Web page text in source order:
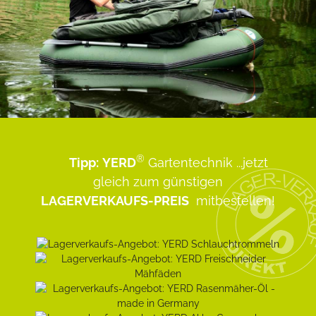
Tipp: YERD® Gartentechnik ...jetzt
gleich zum günstigen
LAGERVERKAUFS-PREIS mitbestellen!